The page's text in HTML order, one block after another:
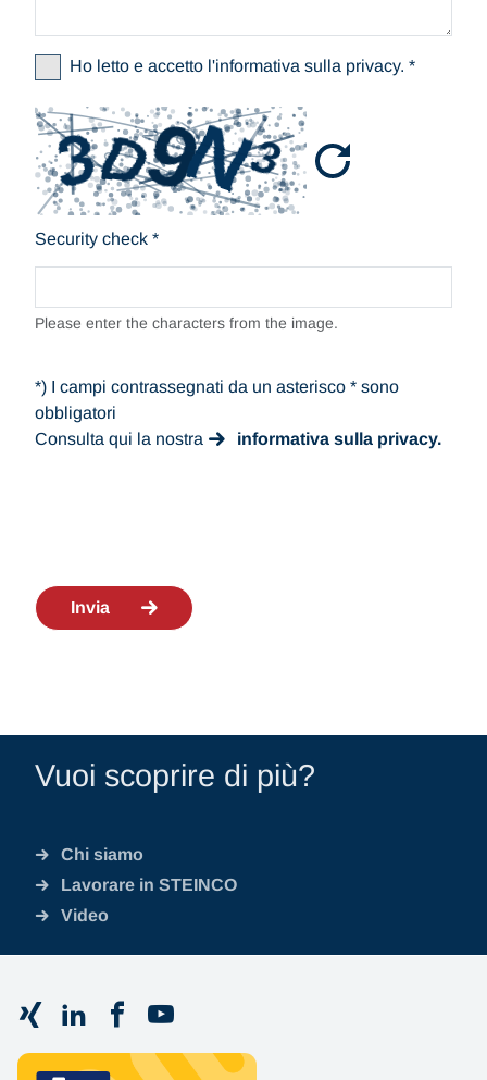
Ho letto e accetto l'informativa sulla privacy. *
Security check *
Please enter the characters from the image.
*) I campi contrassegnati da un asterisco * sono
obbligatori
Consulta qui la nostra
informativa sulla privacy.
Invia
Vuoi scoprire di più?
Chi siamo
Lavorare in STEINCO
Video